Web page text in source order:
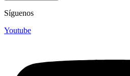
Síguenos
Youtube